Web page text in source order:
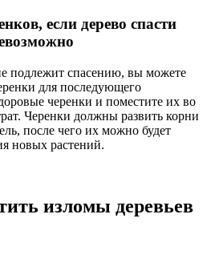
если дерево спасти
подлежит спасению, вы можете
для последующего
черенки и поместите их во
Черенки должны развить корни
после чего их можно будет
новых растений.
изломы деревьев